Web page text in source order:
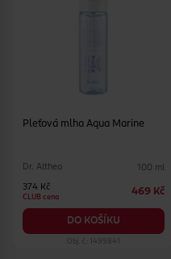
Pleťová mlha Aqua Marine
Dr. Althea 100 ml
374 Kč
CLUB cena
469 Kč
DO KOŠÍKU
Obj. č.: 1499841